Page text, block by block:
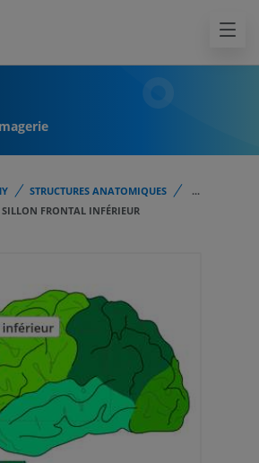
STRUCTURES ANATOMIQUES
...
SILLON FRONTAL INFÉRIEUR